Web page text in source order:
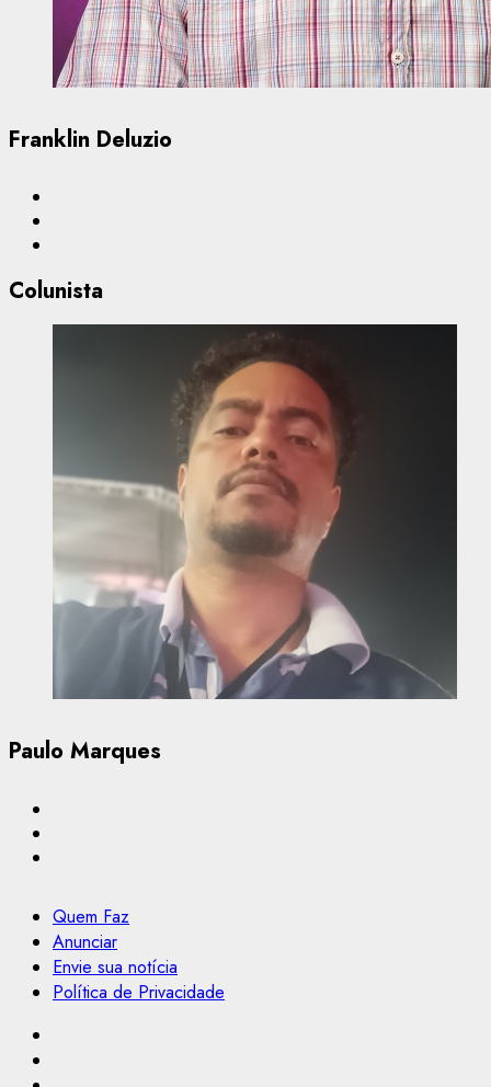
Franklin Deluzio
Colunista
Paulo Marques
Quem Faz
Anunciar
Envie sua notícia
Política de Privacidade